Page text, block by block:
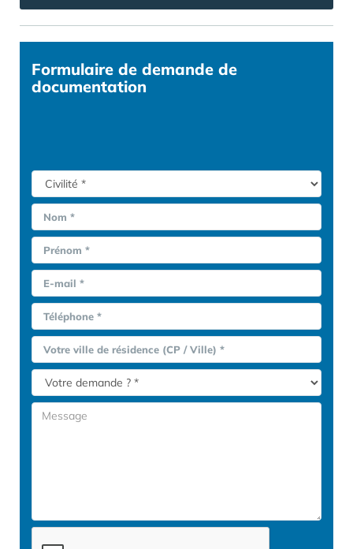
Formulaire de demande de
documentation
Nom *
Prénom *
E-mail *
Téléphone *
Votre ville de résidence (CP / Ville) *